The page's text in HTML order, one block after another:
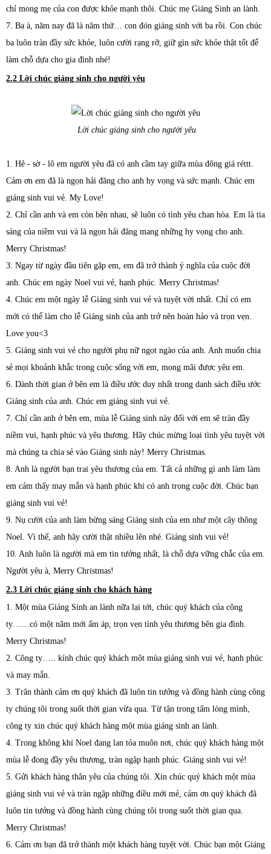
chỉ mong mẹ của con được khỏe mạnh thôi. Chúc mẹ Giáng Sinh an lành.
7. Ba à, năm nay đã là năm thứ… con đón giáng sinh với ba rồi. Con chúc
ba luôn tràn đầy sức khỏe, luôn cười rạng rỡ, giữ gìn sức khỏe thật tốt để
làm chỗ dựa cho gia đình nhé!
2.2 Lời chúc giáng sinh cho người yêu
Lời chúc giáng sinh cho người yêu
1. Hê - sờ - lô em người yêu đã có anh cầm tay giữa mùa đông giá réttt.
Cảm ơn em đã là ngọn hải đăng cho anh hy vọng và sức mạnh. Chúc em
giáng sinh vui vẻ. My Love!
2. Chỉ cần anh và em còn bên nhau, sẽ luôn có tình yêu chan hòa. Em là tia
sáng của niềm vui và là ngọn hải đăng mang những hy vọng cho anh.
Merry Christmas!
3. Ngay từ ngày đầu tiên gặp em, em đã trở thành ý nghĩa của cuộc đời
anh. Chúc em ngày Noel vui vẻ, hạnh phúc. Merry Christmas!
4. Chúc em một ngày lễ Giáng sinh vui vẻ và tuyệt vời nhất. Chỉ có em
mới có thể làm cho lễ Giáng sinh của anh trở nên hoàn hảo và trọn vẹn.
Love you<3
5. Giáng sinh vui vẻ cho người phụ nữ ngọt ngào của anh. Anh muốn chia
sẻ mọi khoảnh khắc trong cuộc sống với em, mong mãi được yêu em.
6. Dành thời gian ở bên em là điều ước duy nhất trong danh sách điều ước
Giáng sinh của anh. Chúc em giáng sinh vui vẻ.
7. Chỉ cần anh ở bên em, mùa lễ Giáng sinh này đối với em sẽ tràn đầy
niềm vui, hạnh phúc và yêu thương. Hãy chúc mừng loại tình yêu tuyệt vời
mà chúng ta chia sẻ vào Giáng sinh này! Merry Christmas.
8. Anh là người bạn trai yêu thương của em. Tất cả những gì anh làm làm
em cảm thấy may mắn và hạnh phúc khi có anh trong cuộc đời. Chúc bạn
giáng sinh vui vẻ!
9. Nụ cười của anh làm bừng sáng Giáng sinh của em như một cây thông
Noel. Vì thế, anh hãy cười thật nhiều lên nhé. Giáng sinh vui vẻ!
10. Anh luôn là người mà em tin tưởng nhất, là chỗ dựa vững chắc của em.
Người yêu à, Merry Christmas!
2.3 Lời chúc giáng sinh cho khách hàng
1. Một mùa Giáng Sinh an lành nữa lại tới, chúc quý khách của công
ty……có một năm mới ấm áp, trọn vẹn tình yêu thương bên gia đình.
Merry Christmas!
2. Công ty….. kính chúc quý khách một mùa giáng sinh vui vẻ, hạnh phúc
và may mắn.
3. Trân thành cảm ơn quý khách đã luôn tin tưởng và đồng hành cùng công
ty chúng tôi trong suốt thời gian vừa qua. Từ tận trong tấm lòng mình,
công ty xin chúc quý khách hàng một mùa giáng sinh an lành.
4. Trong không khí Noel đang lan tỏa muôn nơi, chúc quý khách hàng một
mùa lễ đong đầy yêu thương, tràn ngập hạnh phúc. Giáng sinh vui vẻ!
5. Gửi khách hàng thân yêu của chúng tôi. Xin chúc quý khách một mùa
giáng sinh vui vẻ và tràn ngập những điều mới mẻ, cảm ơn quý khách đã
luôn tin tưởng và đồng hành cùng chúng tôi trong suốt thời gian qua.
Merry Christmas!
6. Cảm ơn bạn đã trở thành một khách hàng tuyệt vời. Chúc bạn một Giáng